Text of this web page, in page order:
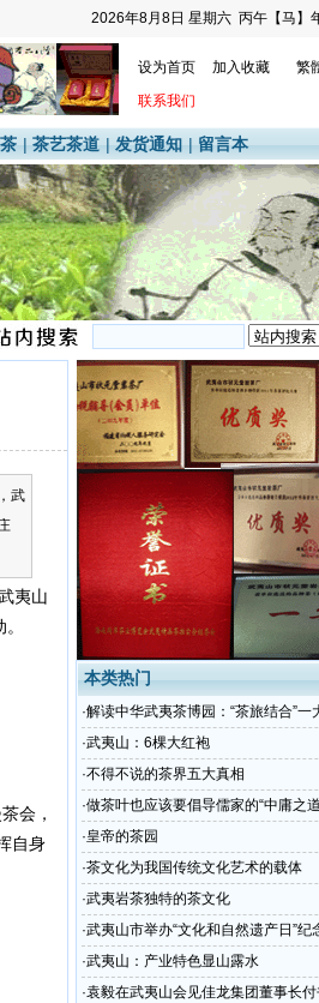
2026年8月8日 星期六 丙午【马】
设为首页 加入收藏 繁
联系我们
|茶艺茶道 |发货通知 |留言本
武
夷山
会，
自身
本类热门
·解读中华武夷茶博园：“茶旅结合”一
·武夷山：6棵大红袍
·不得不说的茶界五大真相
·做茶叶也应该要倡导儒家的“中庸之
·皇帝的茶园
·茶文化为我国传统文化艺术的载体
·武夷岩茶独特的茶文化
·武夷山市举办“文化和自然遗产日”纪
·武夷山：产业特色显山露水
·袁毅在武夷山会见佳龙集团董事长